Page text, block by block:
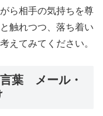
ら相手の気持ちを尊
触れつつ、落ち着い
えてみてください。
葉 メール・